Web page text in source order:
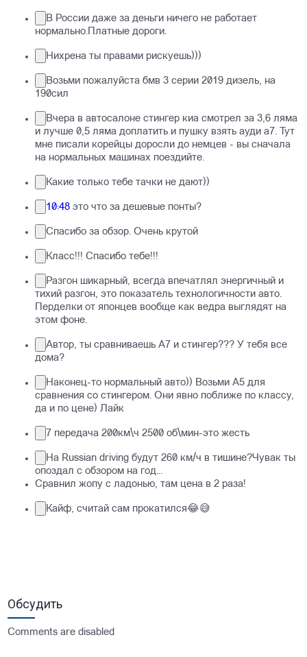
В России даже за деньги ничего не работает
нормально.Платные дороги.
Нихрена ты правами рискуешь)))
Возьми пожалуйста бмв 3 серии 2019 дизель, на
190сил
Вчера в автосалоне стингер киа смотрел за 3,6 ляма
и лучше 0,5 ляма доплатить и пушку взять ауди а7. Тут
мне писали корейцы доросли до немцев - вы сначала
на нормальных машинах поездийте.
Какие только тебе тачки не дают))
10:48 это что за дешевые понты?
Спасибо за обзор. Очень крутой
Класс!!! Спасибо тебе!!!
Разгон шикарный, всегда впечатлял энергичный и
тихий разгон, это показатель технологичности авто.
Перделки от японцев вообще как ведра выглядят на
этом фоне.
Автор, ты сравниваешь А7 и стингер??? У тебя все
дома?
Наконец-то нормальный авто)) Возьми А5 для
сравнения со стингером. Они явно поближе по классу,
да и по цене) Лайк
7 передача 200км\ч 2500 об\мин-это жесть
На Russian driving будут 260 км/ч в тишине?Чувак ты
опоздал с обзором на год...
Сравнил жопу с ладонью, там цена в 2 раза!
Кайф, считай сам прокатился😂😅
Обсудить
Comments are disabled